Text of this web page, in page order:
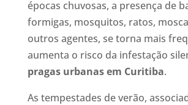
épocas chuvosas, a presença de
formigas, mosquitos, ratos,
outros agentes, se torna mais
aumenta o risco da infestação
pragas urbanas em Curitiba.
As tempestades de verão,